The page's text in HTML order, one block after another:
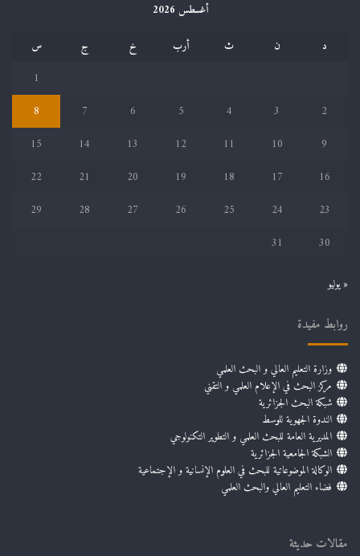
أغسطس 2026
د
ن ث أرب خ ج
س
1
2
3
4
5
6
7
8
9
10
11
12
13
14
15
16
17
18
19
20
21
22
23
24
25
26
27
28
29
30
31
« يوليو
روابط مفيدة
وزارة التعليم العالي و البحث العلمي
مركز البحث في الإعلام العلمي و التقني
شبكة البحث الجزائرية
الندوة الجهوية للوسط
المديرية العامة للبحث العلمي و التطوير التكنولوجي
الشبكة الجامعية الجزائرية
الوكالة الموضوعاتية للبحث في العلوم الإنسانية و الإجتماعية
فضاء التعليم العالي والبحث العلمي
مقالات حديثة